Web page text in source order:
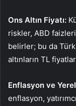
Ons Altın Fiyatı:
riskler, ABD
belirler; bu da
altınların TL
Enflasyon ve
enflasyon,